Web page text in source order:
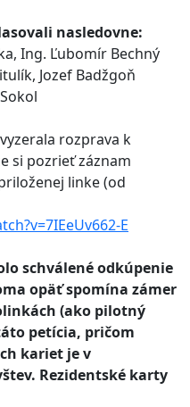
nasledovne:
Ľubomír Bechný
Jozef Badžgoň
rozprava k
si pozrieť záznam
linke (od
E
schválené odkúpenie
opäť spomína zámer
(ako pilotný
petícia, pričom
kariet je v
Rezidentské karty